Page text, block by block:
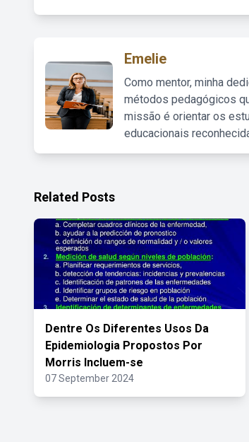
Emelie
Como mentor, minha
métodos pedagógicos
missão é orientar os
educacionais
Related Posts
Dentre Os Diferentes Usos Da
Epidemiologia Propostos Por
Morris Incluem-se
07 September 2024